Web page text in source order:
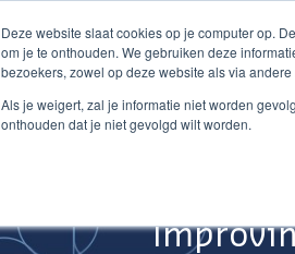
Deze website slaat cookies op je computer op.
om je te onthouden. We gebruiken deze
bezoekers, zowel op deze website als via
Als je weigert, zal je informatie niet worden
onthouden dat je niet gevolgd wilt worden.